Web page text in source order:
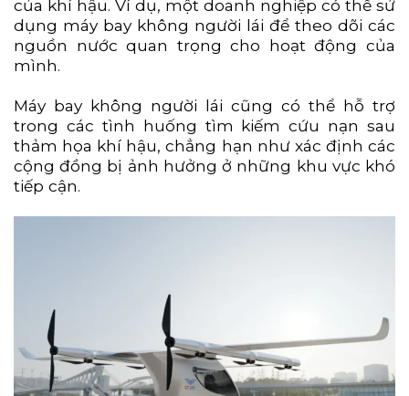
của khí hậu. Ví dụ, một doanh nghiệp có thể sử
dụng máy bay không người lái để theo dõi các
nguồn nước quan trọng cho hoạt động của
mình.
Máy bay không người lái cũng có thể hỗ trợ
trong các tình huống tìm kiếm cứu nạn sau
thảm họa khí hậu, chẳng hạn như xác định các
cộng đồng bị ảnh hưởng ở những khu vực khó
tiếp cận.